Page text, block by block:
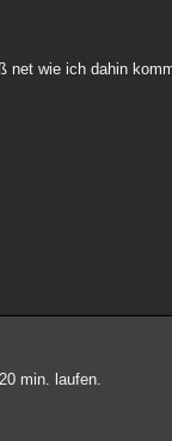
wie ich dahin
min. laufen.